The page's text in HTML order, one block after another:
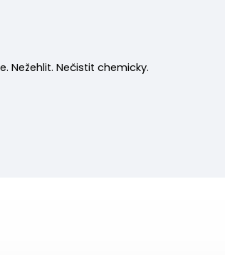
Nežehlit. Nečistit chemicky.